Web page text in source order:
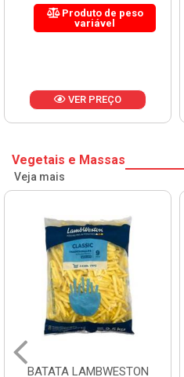
Produto de peso
variável
VER PREÇO
Vegetais e Massas
Veja mais
BATATA LAMBWESTON